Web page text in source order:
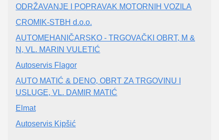
ODRŽAVANJE I POPRAVAK MOTORNIH VOZILA
CROMIK-STBH d.o.o.
AUTOMEHANIČARSKO - TRGOVAČKI OBRT, M &
N, VL. MARIN VULETIĆ
Autoservis Flagor
AUTO MATIĆ & DENO, OBRT ZA TRGOVINU I
USLUGE, VL. DAMIR MATIĆ
Elmat
Autoservis Kipšić